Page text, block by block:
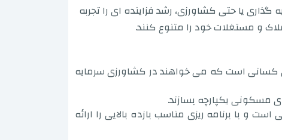
یا حتی کشاورزی، رشد فزاینده ای را تجربه
و مستغلات خود را متنوع کنند.
کسانی است که می خواهند در کشاورزی سرمایه
مسکونی یکپارچه بسازند.
و با برنامه ریزی مناسب بازده بالایی را ارائه